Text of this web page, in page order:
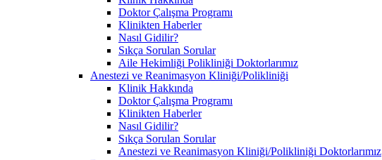
Doktor Çalışma Programı
Klinikten Haberler
Nasıl Gidilir?
Sıkça Sorulan Sorular
Aile Hekimliği Polikliniği Doktorlarımız
Anestezi ve Reanimasyon Kliniği/Polikliniği
Klinik Hakkında
Doktor Çalışma Programı
Klinikten Haberler
Nasıl Gidilir?
Sıkça Sorulan Sorular
Anestezi ve Reanimasyon Kliniği/Polikliniği Doktorlarımız